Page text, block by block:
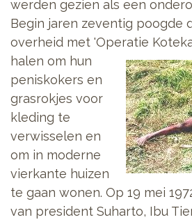
werden gezien als een
Begin jaren zeventig poogde
overheid met 'Operatie
halen om hun
peniskokers en
grasrokjes voor
kleding te
verwisselen en
om in moderne
vierkante huizen
te gaan wonen. Op 19 mei
van president Suharto, Ibu